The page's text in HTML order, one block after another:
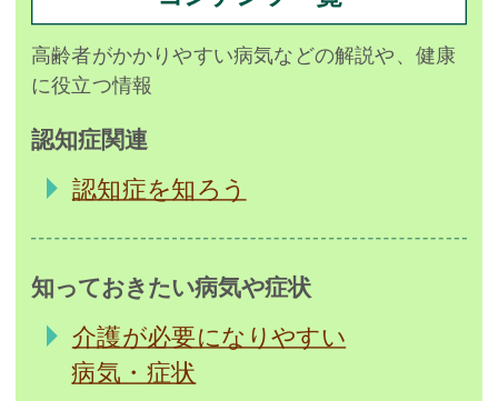
高齢者がかかりやすい病気などの解説や、健康
に役立つ情報
認知症関連
認知症を知ろう
知っておきたい病気や症状
介護が必要になりやすい
病気・症状